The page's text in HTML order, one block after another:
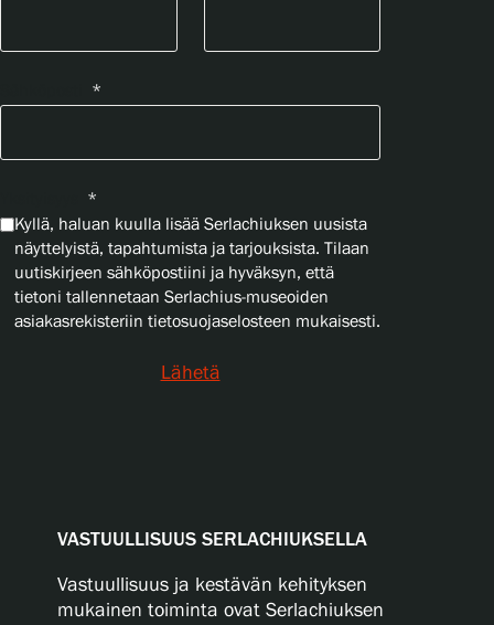
*
*
Kyllä, haluan kuulla lisää Serlachiuksen uusista
näyttelyistä, tapahtumista ja tarjouksista. Tilaan
uutiskirjeen sähköpostiini ja hyväksyn, että
tietoni tallennetaan Serlachius-museoiden
asiakasrekisteriin tietosuojaselosteen mukaisesti.
Lähetä
VASTUULLISUUS SERLACHIUKSELLA
Vastuullisuus ja kestävän kehityksen
mukainen toiminta ovat Serlachiuksen